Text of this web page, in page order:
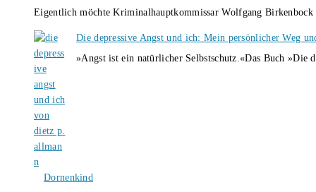
Eigentlich möchte Kriminalhauptkommissar Wolfgang
Die depressive Angst und ich: Mein persönlicher Weg
»Angst ist ein natürlicher Selbstschutz.«Das Buch
Dornenkind